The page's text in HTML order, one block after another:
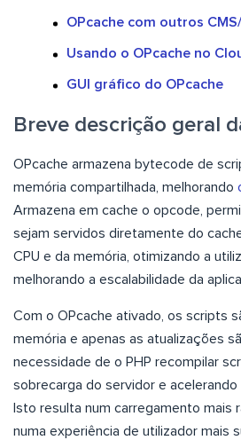
OPcache com outros
Usando o OPcache no
GUI gráfico do OPcache
Breve descrição geral
OPcache armazena bytecode de
memória compartilhada, melhorando
Armazena em cache o opcode,
sejam servidos diretamente do
CPU e da memória, otimizando a
melhorando a escalabilidade da
Com o OPcache ativado, os scripts
memória e apenas as atualizações
necessidade de o PHP recompilar
sobrecarga do servidor e acelerando
Isto resulta num carregamento mais
numa experiência de utilizador mais